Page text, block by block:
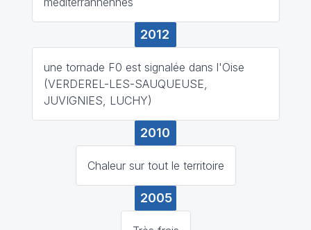
2012
une tornade F0 est signalée dans l'Oise
(VERDEREL-LES-SAUQUEUSE,
JUVIGNIES, LUCHY)
2010
Chaleur sur tout le territoire
2005